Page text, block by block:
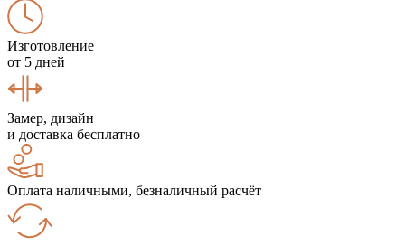
Изготовление
от 5 дней
Замер, дизайн
и доставка бесплатно
Оплата наличными, безналичный расчёт